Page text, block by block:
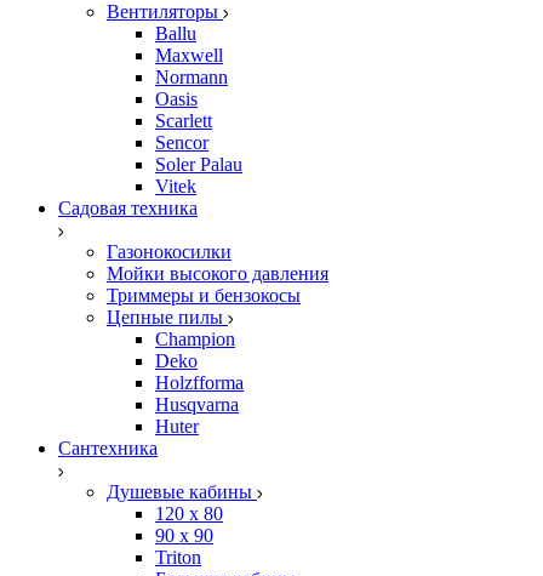
Вентиляторы
Ballu
Maxwell
Normann
Oasis
Scarlett
Sencor
Soler Palau
Vitek
Садовая техника
Газонокосилки
Мойки высокого давления
Триммеры и бензокосы
Цепные пилы
Champion
Deko
Holzfforma
Husqvarna
Huter
Сантехника
Душевые кабины
120 x 80
90 х 90
Triton